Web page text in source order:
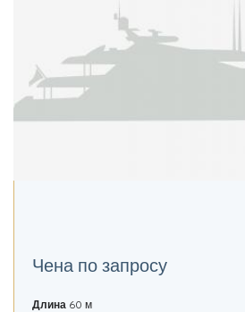
Чена по запросу
Длина 60 м